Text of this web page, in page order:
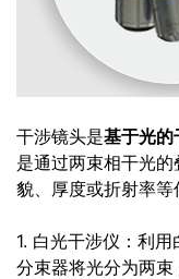
干涉镜头是基于光的
是通过两束相干光
貌、厚度或折射率等
1. 白光干涉仪：利
分束器将光分为两